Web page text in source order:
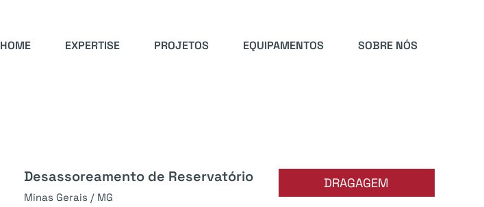
HOME EXPERTISE PROJETOS EQUIPAMENTOS SOBRE NÓS
Desassoreamento de Reservatório
Minas Gerais / MG
DRAGAGEM